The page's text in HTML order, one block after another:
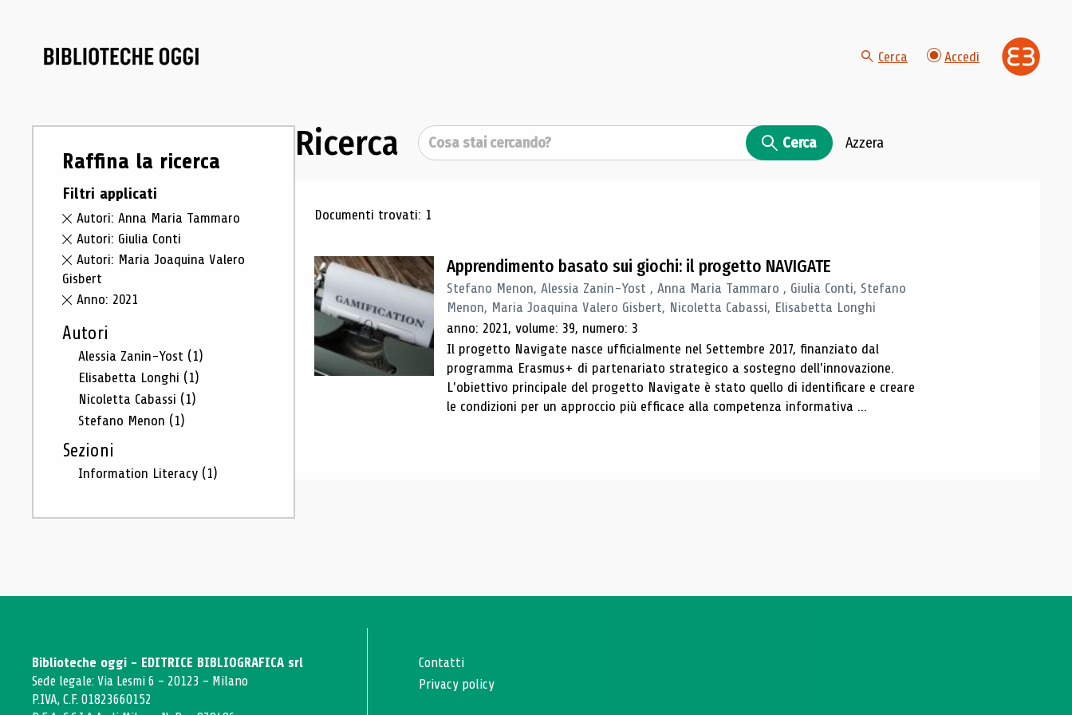
Cerca Accedi
Raffina la ricerca
Filtri applicati
Autori: Anna Maria Tammaro
Autori: Giulia Conti
Autori: Maria Joaquina Valero
Gisbert
Anno: 2021
Autori
Alessia Zanin-Yost (1)
Elisabetta Longhi (1)
Nicoletta Cabassi (1)
Stefano Menon (1)
Sezioni
Information Literacy (1)
Ricerca Cerca Cerca Azzera
Risultati di ricerca
Documenti trovati: 1
Apprendimento basato sui giochi: il progetto NAVIGATE
Stefano Menon, Alessia Zanin-Yost , Anna Maria Tammaro , Giulia Conti, Stefano
Menon, Maria Joaquina Valero Gisbert, Nicoletta Cabassi, Elisabetta Longhi
anno: 2021, volume: 39, numero: 3
Il progetto Navigate nasce ufficialmente nel Settembre 2017, finanziato dal
programma Erasmus+ di partenariato strategico a sostegno dell'innovazione.
L'obiettivo principale del progetto Navigate è stato quello di identificare e creare
le condizioni per un approccio più efficace alla competenza informativa ...
Biblioteche oggi - EDITRICE BIBLIOGRAFICA srl
Sede legale: Via Lesmi 6 - 20123 - Milano
P.IVA, C.F. 01823660152
Contatti
Privacy policy